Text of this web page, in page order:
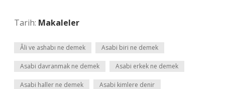
Tarih: Makaleler
Âli ve ashabı ne demek Asabi biri ne demek
Asabi davranmak ne demek Asabi erkek ne demek
Asabi haller ne demek Asabi kimlere denir